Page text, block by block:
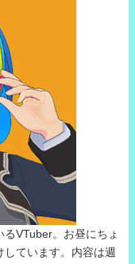
るVTuber。お昼にちょ
ています。内容は週